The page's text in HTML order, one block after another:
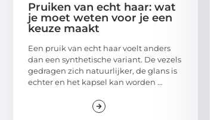
Pruiken van echt haar: wat
je moet weten voor je een
keuze maakt
Een pruik van echt haar voelt anders
dan een synthetische variant. De vezels
gedragen zich natuurlijker, de glans is
echter en het kapsel kan worden ...